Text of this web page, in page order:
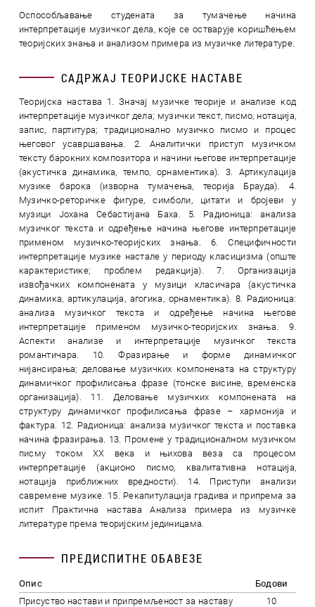
Оспособљавање студената за тумачење начина
интерпретације музичког дела, које се остварује коришћењем
теоријских знања и анализом примера из музичке литературе.
САДРЖАЈ ТЕОРИЈСКЕ НАСТАВЕ
Теоријска настава 1. Значај музичке теорије и анализе код
интерпретације музичког дела; музички текст, писмо, нотација,
запис, партитура; традиционално музичко писмо и процес
његовог усавршавања. 2. Аналитички приступ музичком
тексту барокних композитора и начини његове интерпретације
(акустичка динамика, темпо, орнаментика). 3. Артикулација
музике барока (изворна тумачења, теорија Брауда). 4.
Музичко-реторичке фигуре, симболи, цитати и бројеви у
музици Јохана Себастијана Баха. 5. Радионица: анализа
музичког текста и одређење начина његове интерпретације
применом музичко-теоријских знања. 6. Специфичности
интерпретације музике настале у периоду класицизма (опште
карактеристике; проблем редакција). 7. Организација
извођачких компонената у музици класичара (акустичка
динамика, артикулација, агогика, орнаментика). 8. Радионица:
анализа музичког текста и одређење начина његове
интерпретације применом музичко-теоријских знања. 9.
Аспекти анализе и интерпретације музичког текста
романтичара. 10. Фразирање и форме динамичког
нијансирања; деловање музичких компонената на структуру
динамичког профилисања фразе (тонске висине, временска
организација). 11. Деловање музичких компонената на
структуру динамичког профилисања фразе – хармонија и
фактура. 12. Радионица: анализа музичког текста и поставка
начина фразирања. 13. Промене у традиционалном музичком
писму током XX века и њихова веза са процесом
интерпретације (акционо писмо, квалитативна нотација,
нотација приближних вредности). 14. Приступи анализи
савремене музике. 15. Рекапитулација градива и припрема за
испит Практична настава Анализа примера из музичке
литературе према теоријским јединицама.
ПРЕДИСПИТНЕ ОБАВЕЗЕ
Опис
Бодови
Присуство настави и припремљеност за наставу
10